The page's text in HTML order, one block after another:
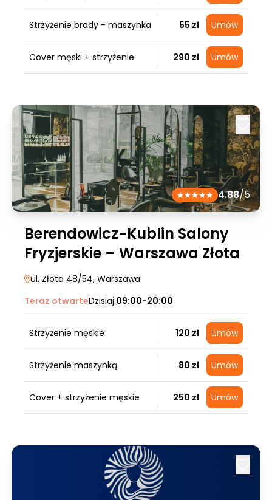
Strzyżenie brody - maszynka 55 zł Umów
Cover męski + strzyżenie 290 zł Umów
4.88/5
Berendowicz-Kublin Salony
Fryzjerskie – Warszawa Złota
ul. Złota 48/54, Warszawa
Teraz otwarteDzisiaj:09:00-20:00
Strzyżenie męskie 120 zł Umów
Strzyżenie maszynką 80 zł Umów
Cover + strzyżenie męskie 250 zł Umów